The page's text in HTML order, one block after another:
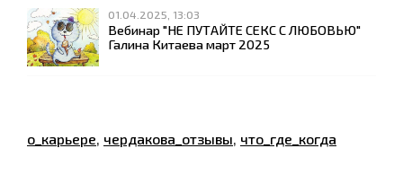
01.04.2025, 13:03
Вебинар "НЕ ПУТАЙТЕ СЕКС С ЛЮБОВЬЮ"
Галина Китаева март 2025
о_карьере чердакова_отзывы что_где_когда